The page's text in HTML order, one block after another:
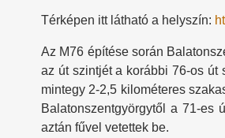
Térképen itt látható a helyszín:
Az M76 építése során
az út szintjét a korábbi 76-os út
mintegy 2-2,5 kilométeres
Balatonszentgyörgytől a 71-es
aztán fűvel vetettek be.